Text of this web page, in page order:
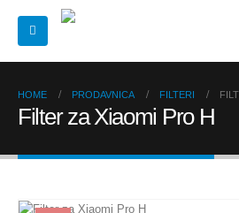
HOME PRODAVNICA FILTERI
Filter za Xiaomi Pro H